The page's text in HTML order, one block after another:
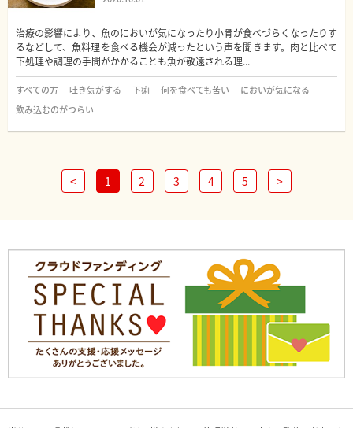
治療の影響により、魚のにおいが気になったり小骨が食べづらくなったりす
るなどして、魚料理を食べる機会が減ったという声を聞きます。肉と比べて
下処理や調理の手間がかかることも魚が敬遠される理...
すべての方 吐き気がする 下痢 何を食べても苦い
においが気になる
飲み込むのがつらい
< 1 2 3 4 5 >